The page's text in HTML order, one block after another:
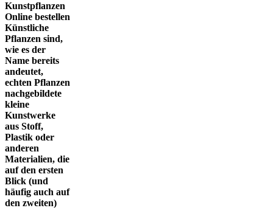
Kunstpflanzen
Online bestellen
Künstliche
Pflanzen sind,
wie es der
Name bereits
andeutet,
echten Pflanzen
nachgebildete
kleine
Kunstwerke
aus Stoff,
Plastik oder
anderen
Materialien, die
auf den ersten
Blick (und
häufig auch auf
den zweiten)